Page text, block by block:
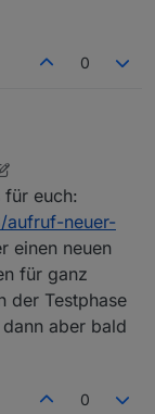
0
euch:
neuer-
einen neuen
für ganz
der Testphase
aber bald
0